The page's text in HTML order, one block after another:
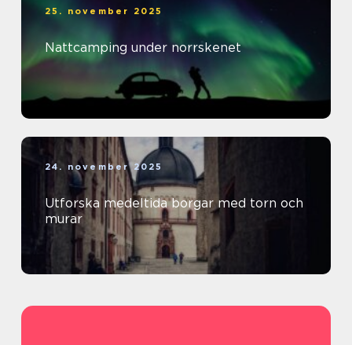
25. november 2025
Nattcamping under norrskenet
24. november 2025
Utforska medeltida borgar med torn och
murar